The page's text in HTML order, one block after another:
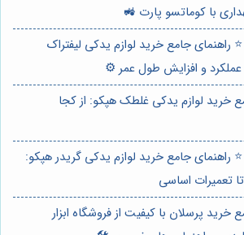
با کوماتسو پارت 🚜
راهنمای جامع خرید لوازم یدکی لیفتراک
عملکرد و افزایش طول عمر ⚙️
خرید لوازم یدکی غلطک هپکو: از کجا
راهنمای جامع خرید لوازم یدکی گریدر هپکو:
تعمیرات اساسی
خرید پرسلان با کیفیت از فروشگاه ابزار